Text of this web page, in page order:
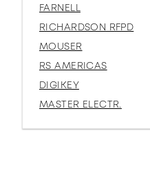
FARNELL
RICHARDSON RFPD
MOUSER
RS AMERICAS
DIGIKEY
MASTER ELECTR.